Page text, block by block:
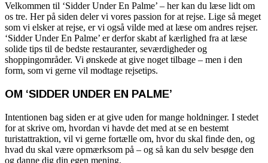
Velkommen til ‘Sidder Under En Palme’ – her kan du læse lidt om
os tre. Her på siden deler vi vores passion for at rejse. Lige så meget
som vi elsker at rejse, er vi også vilde med at læse om andres rejser.
‘Sidder Under En Palme’ er derfor skabt af kærlighed fra at læse
solide tips til de bedste restauranter, seværdigheder og
shoppingområder. Vi ønskede at give noget tilbage – men i den
form, som vi gerne vil modtage rejsetips.
OM ‘SIDDER UNDER EN PALME’
Intentionen bag siden er at give uden for mange holdninger. I stedet
for at skrive om, hvordan vi havde det med at se en bestemt
turistattraktion, vil vi gerne fortælle om, hvor du skal finde den, og
hvad du skal være opmærksom på – og så kan du selv besøge den
og danne dig din egen mening.